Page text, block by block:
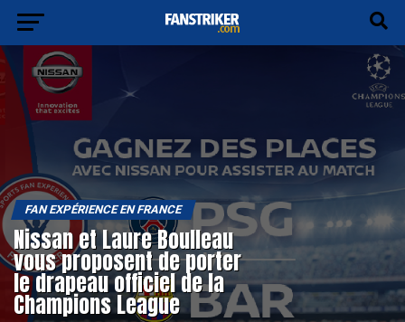
FAN EXPÉRIENCE EN FRANCE
Nissan et Laure Boulleau
vous proposent de porter
le drapeau officiel de la
Champions League